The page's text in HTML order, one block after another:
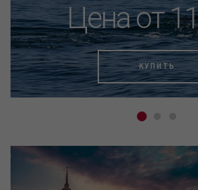
Цена от
КУПИТЬ